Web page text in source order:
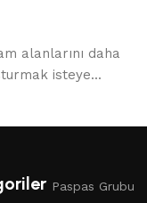
alanlarını daha
isteye...
Paspas Grubu